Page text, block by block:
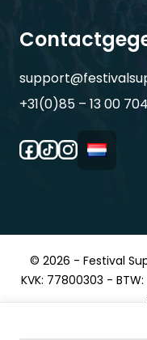
+31(0)85 – 13 00 704
© 2026 - Festival
KVK: 77800303 -